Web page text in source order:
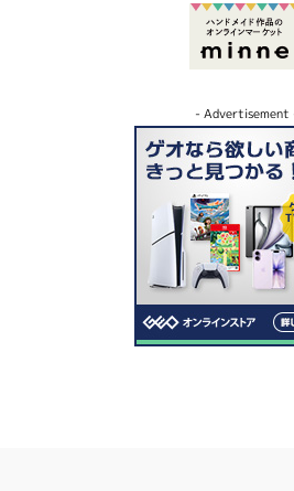
- Advertisement